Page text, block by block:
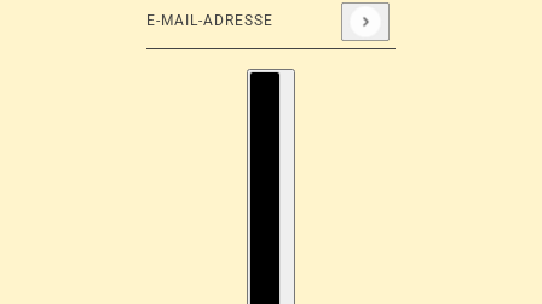
E-Mail-Adresse
Diese Website ist durch hCaptcha geschützt und es
Länderauswahl